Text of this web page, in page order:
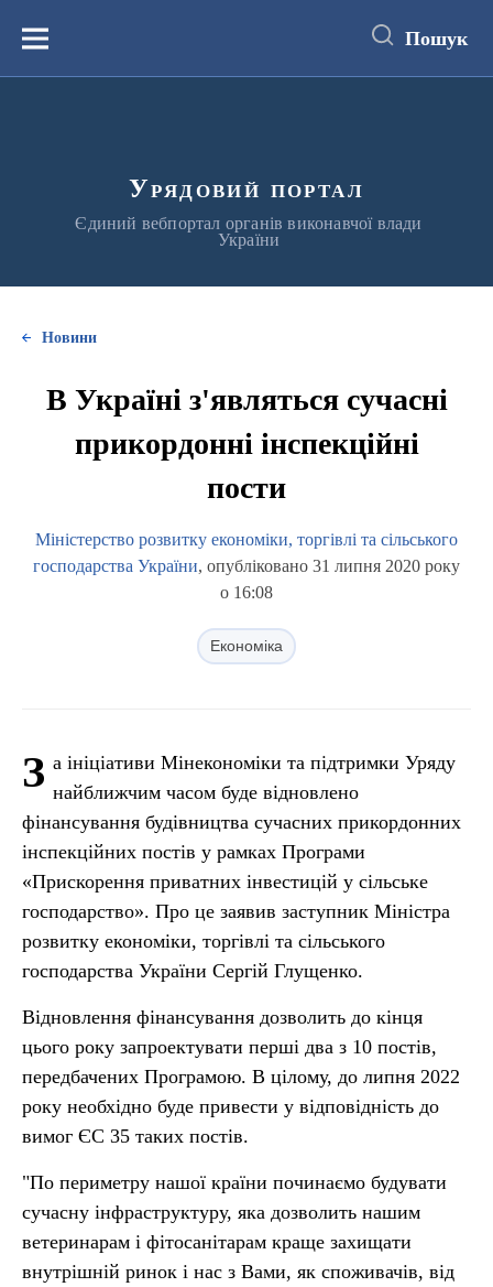
вмістуМеню Пошук
Урядовий портал
Єдиний вебпортал органів виконавчої влади
України
Новини
В Україні з'являться сучасні
прикордонні інспекційні
пости
Міністерство розвитку економіки, торгівлі та сільського
господарства України, опубліковано 31 липня 2020 року
о 16:08
Економіка
З а ініціативи Мінекономіки та підтримки Уряду
найближчим часом буде відновлено
фінансування будівництва сучасних прикордонних
інспекційних постів у рамках Програми
«Прискорення приватних інвестицій у сільське
господарство». Про це заявив заступник Міністра
розвитку економіки, торгівлі та сільського
господарства України Сергій Глущенко.
Відновлення фінансування дозволить до кінця
цього року запроектувати перші два з 10 постів,
передбачених Програмою. В цілому, до липня 2022
року необхідно буде привести у відповідність до
вимог ЄС 35 таких постів.
"По периметру нашої країни починаємо будувати
сучасну інфраструктуру, яка дозволить нашим
ветеринарам і фітосанітарам краще захищати
внутрішній ринок і нас з Вами, як споживачів, від